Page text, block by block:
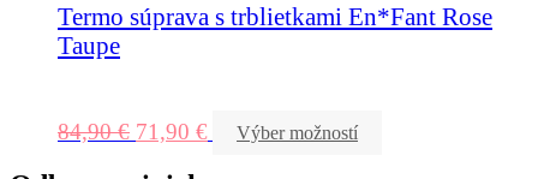
Termo súprava s trblietkami En*Fant Rose
Taupe
84,90€ 71,90 € Výber možností